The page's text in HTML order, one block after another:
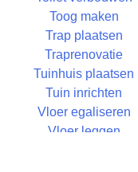
Toog maken
Trap plaatsen
Traprenovatie
Tuinhuis plaatsen
Tuin inrichten
Vloer egaliseren
Vloer leggen